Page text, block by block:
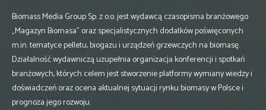
Biomass Media Group Sp. z o.o. jest wydawcą czasopisma branżowego
„Magazyn Biomasa” oraz specjalistycznych dodatków poświęconych
m.in. tematyce pelletu, biogazu i urządzeń grzewczych na biomasę.
Działalność wydawniczą uzupełnia organizacja konferencji i spotkań
branżowych, których celem jest stworzenie platformy wymiany wiedzy i
doświadczeń oraz ocena aktualnej sytuacji rynku biomasy w Polsce i
prognoza jego rozwoju.